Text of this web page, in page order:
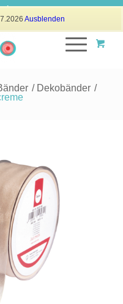
/ Dekobänder /
Ausblenden